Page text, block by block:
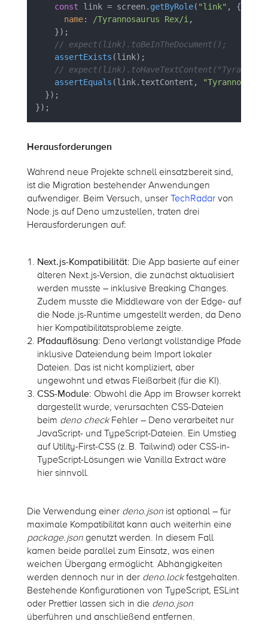
const link = screen. getByRole( "link" , {
name: /Tyrannosaurus Rex/i,
    });
// expect(link).toBeInTheDocument();
assertExists (link);
//
assertEquals (link. textContent ,
  });
});
Herausforderungen
Während neue Projekte schnell einsatzbereit sind,
ist die Migration bestehender Anwendungen
aufwendiger. Beim Versuch, unser TechRadar von
Node.js auf Deno umzustellen, traten drei
Herausforderungen auf:
Next.js-Kompatibilität: Die App basierte auf einer
älteren Next.js-Version, die zunächst aktualisiert
werden musste – inklusive Breaking Changes.
Zudem musste die Middleware von der Edge- auf
die Node.js-Runtime umgestellt werden, da Deno
hier Kompatibilitätsprobleme zeigte.
Pfadauflösung: Deno verlangt vollständige Pfade
inklusive Dateiendung beim Import lokaler
Dateien. Das ist nicht kompliziert, aber
ungewohnt und etwas Fleißarbeit (für die KI).
CSS-Module: Obwohl die App im Browser korrekt
dargestellt wurde, verursachten CSS-Dateien
beim deno checkFehler – Deno verarbeitet nur
JavaScript- und TypeScript-Dateien. Ein Umstieg
auf Utility-First-CSS (z. B. Tailwind) oder CSS-in-
TypeScript-Lösungen wie Vanilla Extract wäre
hier sinnvoll.
Die Verwendung einer deno.jsonist optional – für
maximale Kompatibilität kann auch weiterhin eine
package.json genutzt werden. In diesem Fall
kamen beide parallel zum Einsatz, was einen
weichen Übergang ermöglicht. Abhängigkeiten
werden dennoch nur in der deno.lockfestgehalten.
Bestehende Konfigurationen von TypeScript, ESLint
oder Prettier lassen sich in die deno.json
überführen und anschließend entfernen.